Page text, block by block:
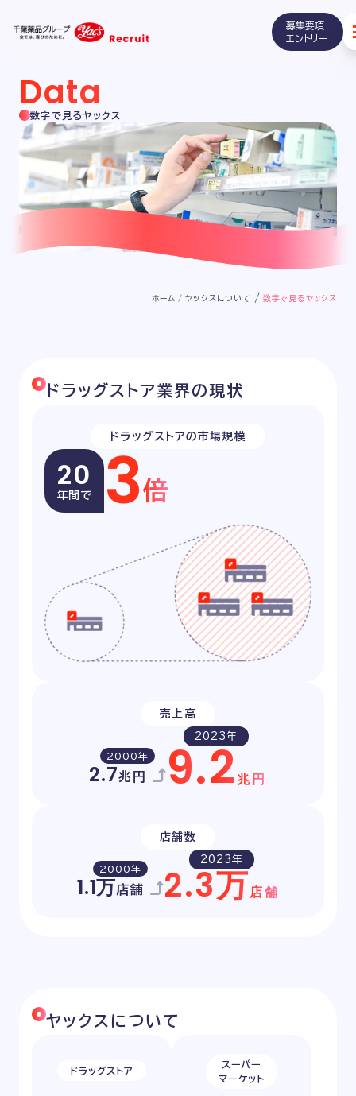
千
グ
ル
ー
て
募集要項
エントリー
Data
数字で見るヤックス
ホーム / ヤックスについて / 数字で見るヤックス
ドラッグストア業界の現状
ドラッグストアの市場規模
20
年間で 3倍
売上高
2000年
2.7兆円
2023年
9.2兆円
店舗数
2000年
1.1万店舗
2023年
2.3万店舗
ヤックスについて
ドラッグストア
スーパー
マーケット